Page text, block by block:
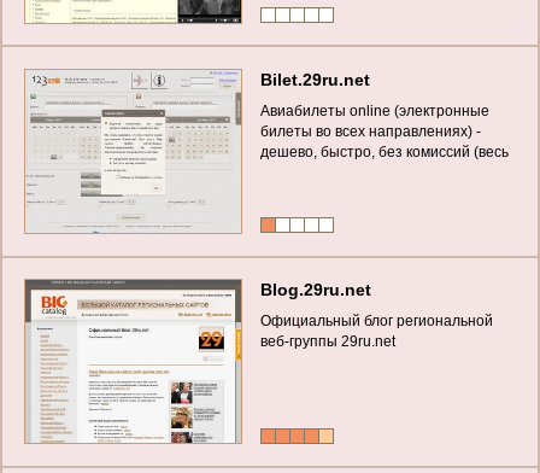
Bilet.29ru.net
Авиабилеты online (электронные
билеты во всех направлениях) -
дешево, быстро, без комиссий (весь
Blog.29ru.net
Официальный блог региональной
веб-группы 29ru.net